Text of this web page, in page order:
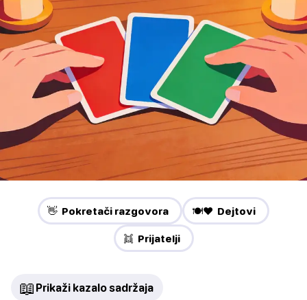
👋 Pokretači razgovora 🍽️❤️ Dejtovi
👯 Prijatelji
📖 Prikaži kazalo sadržaja